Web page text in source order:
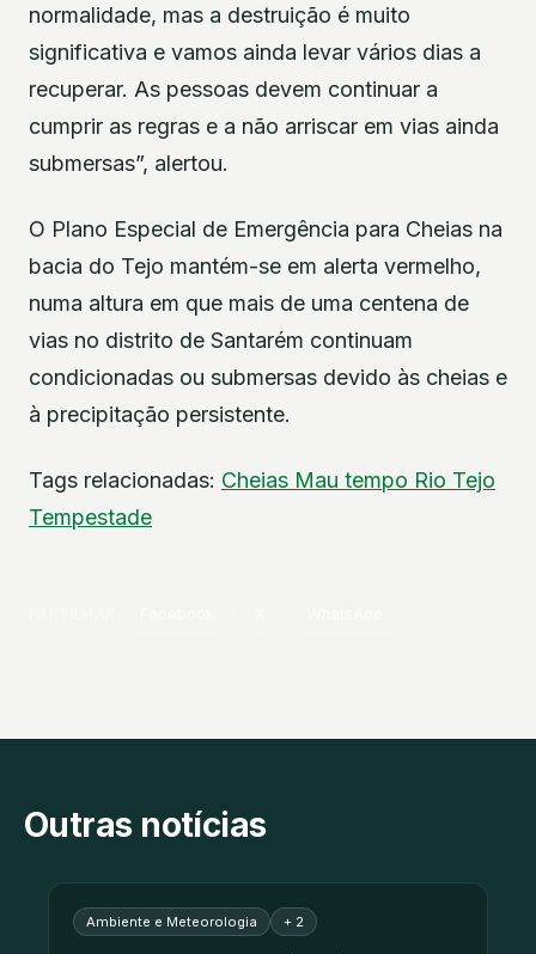
normalidade, mas a destruição é muito
significativa e vamos ainda levar vários dias a
recuperar. As pessoas devem continuar a
cumprir as regras e a não arriscar em vias ainda
submersas”, alertou.
O Plano Especial de Emergência para Cheias na
bacia do Tejo mantém-se em alerta vermelho,
numa altura em que mais de uma centena de
vias no distrito de Santarém continuam
condicionadas ou submersas devido às cheias e
à precipitação persistente.
Tags relacionadas: Cheias Mau tempo Rio Tejo
Tempestade
Outras notícias
Ambiente e Meteorologia + 2